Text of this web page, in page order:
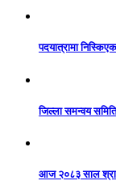
पदयात्रामा
जिल्ला समन्वय
आज २०८३ साल